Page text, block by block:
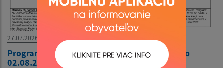
27.07.2026
Program bohoslužieb týždeň od 27.07.2026 do
02.08.2026